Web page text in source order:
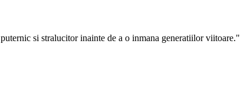
si stralucitor inainte de a o inmana generatiilor viitoare."